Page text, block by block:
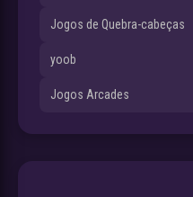
Jogos de Quebra-cabeças
yoob
Jogos Arcades